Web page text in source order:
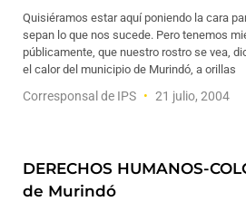
Quisiéramos estar aquí poniendo la cara
sepan lo que nos sucede. Pero tenemos
públicamente, que nuestro rostro se vea,
el calor del municipio de Murindó, a orillas
Corresponsal de IPS 21 julio, 2004
DERECHOS HUMANOS-
de Murindó